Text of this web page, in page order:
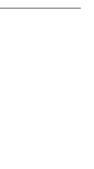
képest 0,4